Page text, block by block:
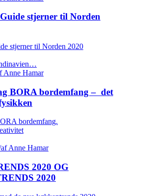
stjerner til Norden
stjerner til Norden 2020
Anne Hamar
BORA bordemfang – det
bordemfang.
af Anne Hamar
2020 OG
2020